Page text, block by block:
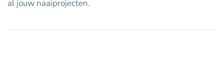
al jouw naaiprojecten.